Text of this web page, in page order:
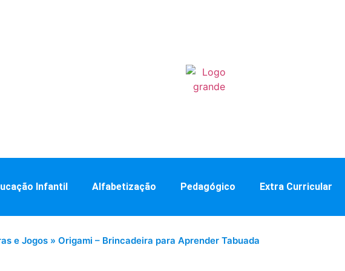
Infantil Alfabetização Pedagógico Extra Curricular
e Jogos » Origami – Brincadeira para Aprender Tabuada